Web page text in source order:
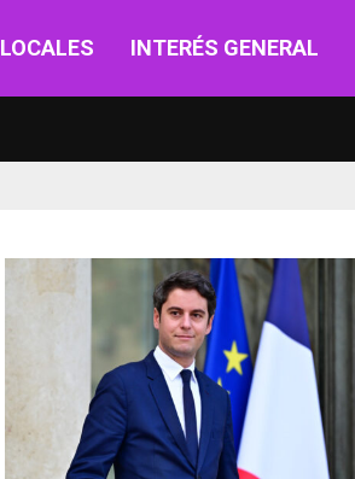
LOCALES INTERÉS GENERAL